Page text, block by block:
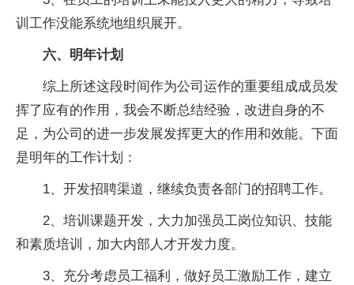
训工作没能系统地组织展开。
六、明年计划
综上所述这段时间作为公司运作的重要组成成员发
挥了应有的作用，我会不断总结经验，改进自身的不
足，为公司的进一步发展发挥更大的作用和效能。下面
是明年的工作计划：
1、开发招聘渠道，继续负责各部门的招聘工作。
2、培训课题开发，大力加强员工岗位知识、技能
和素质培训，加大内部人才开发力度。
3、充分考虑员工福利，做好员工激励工作，建立